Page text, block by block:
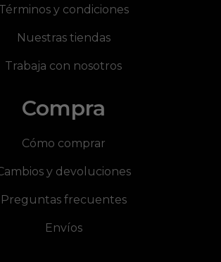
Términos y condiciones
Nuestras tiendas
Trabaja con nosotros
Compra
Cómo comprar
y devoluciones
Preguntas frecuentes
Envíos